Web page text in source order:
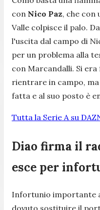
con Nico Paz, che con
Valle colpisce il palo.
l'uscita dal campo di
per un problema alla
con Marcandalli. Si
rientrare in campo,
fatta e al suo posto è
Tutta la Serie A su
Diao firma il
esce per
Infortunio importante
dovuto sostituire il